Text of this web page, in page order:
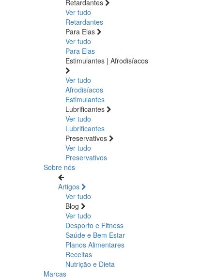
Retardantes
Ver tudo
Retardantes
Para Elas
Ver tudo
Para Elas
Estimulantes | Afrodisíacos
Ver tudo
Afrodisíacos
Estimulantes
Lubrificantes
Ver tudo
Lubrificantes
Preservativos
Ver tudo
Preservativos
Sobre nós
Artigos
Ver tudo
Blog
Ver tudo
Desporto e Fitness
Saúde e Bem Estar
Planos Alimentares
Receitas
Nutrição e Dieta
Marcas